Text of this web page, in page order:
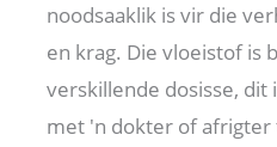
noodsaaklik is vir die
en krag. Die vloeistof is
verskillende dosisse, dit
met 'n dokter of